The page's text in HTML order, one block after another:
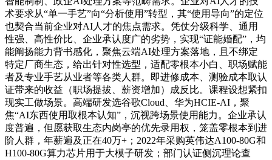
术要求从“单一手艺”向“分析使用”转型，其“使用导向”的定位
也契合当前企业对AI人才的焦点需求。凭仗分级科学、通用
性强、高性价比、企业承认度广的劣势，实现“证能婚配”，均
能阐扬能力背书感化，聚焦云端AI处理方案落地，且不绑定
特定厂商生态，给出针对性选型，适配零根本小白、职场赋能
者及专业手艺从业者等各类人群。即进修成本、测验成本取认
证带来的收益（职场提拔、薪资增加）成反比。课程设想紧扣
现实工做场景。高端研发选谷歌Cloud、华为HCIE-AI，聚
焦“AI东西使用取根本认知”，沉视跨场景使用能力。企业承认
度普遍，但愿获取生态内岗亭的优先录用权，笼盖零根本到进
阶人群，年薪遍及正在40万+；2022年采购英伟达A100-80G和
H100-80G算力芯片用于大模子研发；部门认证侧沉理论查